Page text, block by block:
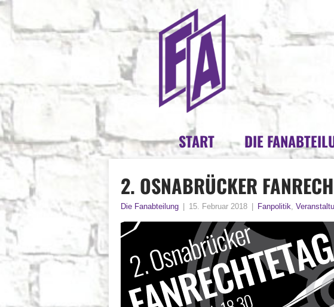
START DIE
2. OSNABRÜCKER
Die Fanabteilung 15. Februar 2018 Fanpolitik,